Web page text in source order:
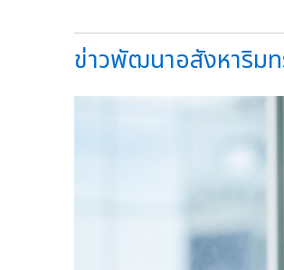
ข่าวพัฒนาอสังหาริม